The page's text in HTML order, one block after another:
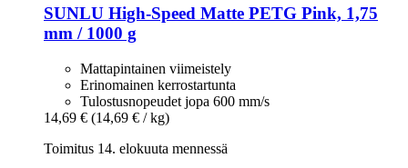
SUNLU High-​Speed Matte PETG Pink, 1,75
mm / 1000 g
Mattapintainen viimeistely
Erinomainen kerrostartunta
Tulostusnopeudet jopa 600 mm/s
14,69 € (14,69 € / kg)
Toimitus 14. elokuuta mennessä